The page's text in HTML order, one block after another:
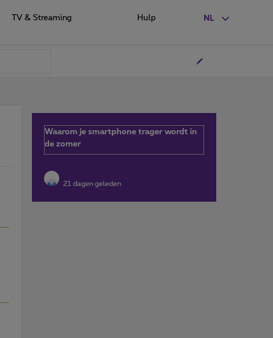
NL
TV & Streaming Hulp
Waarom je smartphone trager wordt in
de zomer
21 dagen geleden